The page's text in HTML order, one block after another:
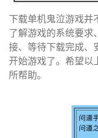
下载单机鬼泣游戏并
了解游戏的系统要求
接、等待下载完成、
开始游戏了。希望以
所帮助。